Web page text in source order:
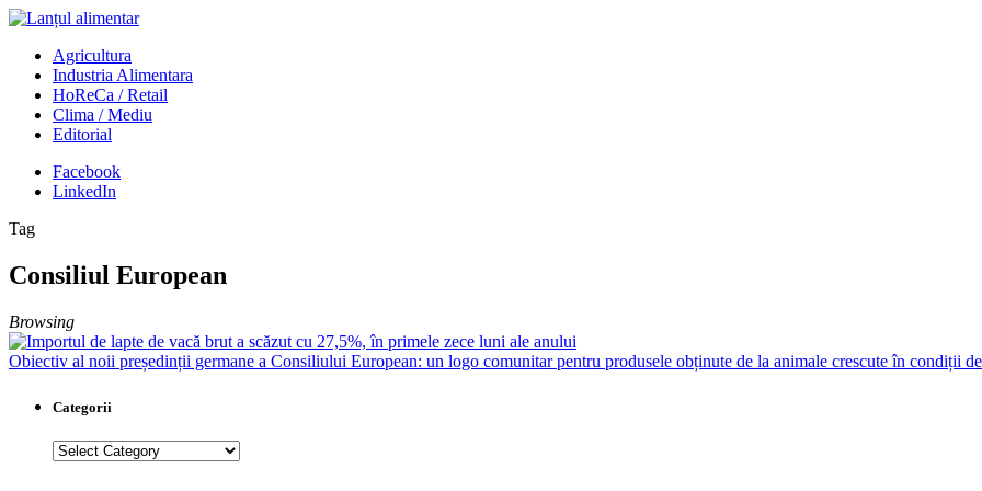
Agricultura
Industria Alimentara
HoReCa / Retail
Clima / Mediu
Editorial
Facebook
LinkedIn
Tag
Consiliul European
Browsing
Obiectiv al noii președinții germane a Consiliului European: un logo comunitar pentru produsele obținute de la animale crescute în condiții
Categorii
Categorii